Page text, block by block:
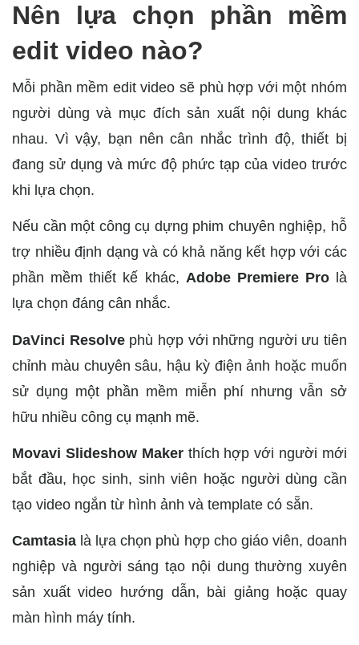
Nên lựa chọn phần mềm
edit video nào?
Mỗi phần mềm edit video sẽ phù hợp với một nhóm
người dùng và mục đích sản xuất nội dung khác
nhau. Vì vậy, bạn nên cân nhắc trình độ, thiết bị
đang sử dụng và mức độ phức tạp của video trước
khi lựa chọn.
Nếu cần một công cụ dựng phim chuyên nghiệp, hỗ
trợ nhiều định dạng và có khả năng kết hợp với các
phần mềm thiết kế khác, Adobe Premiere Prolà
lựa chọn đáng cân nhắc.
DaVinci Resolvephù hợp với những người ưu tiên
chỉnh màu chuyên sâu, hậu kỳ điện ảnh hoặc muốn
sử dụng một phần mềm miễn phí nhưng vẫn sở
hữu nhiều công cụ mạnh mẽ.
Movavi Slideshow Makerthích hợp với người mới
bắt đầu, học sinh, sinh viên hoặc người dùng cần
tạo video ngắn từ hình ảnh và template có sẵn.
Camtasia là lựa chọn phù hợp cho giáo viên, doanh
nghiệp và người sáng tạo nội dung thường xuyên
sản xuất video hướng dẫn, bài giảng hoặc quay
màn hình máy tính.